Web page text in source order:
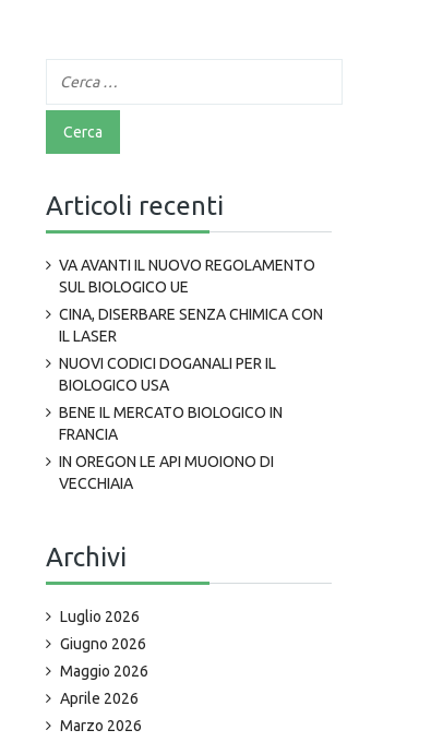
Articoli recenti
VA AVANTI IL NUOVO REGOLAMENTO
SUL BIOLOGICO UE
CINA, DISERBARE SENZA CHIMICA CON
IL LASER
NUOVI CODICI DOGANALI PER IL
BIOLOGICO USA
BENE IL MERCATO BIOLOGICO IN
FRANCIA
IN OREGON LE API MUOIONO DI
VECCHIAIA
Archivi
Luglio 2026
Giugno 2026
Maggio 2026
Aprile 2026
Marzo 2026